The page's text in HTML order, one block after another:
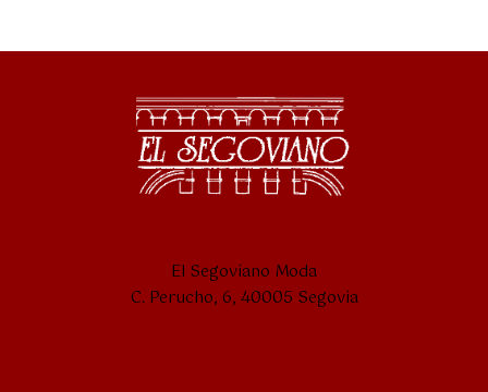
El Segoviano Moda
C. Perucho, 6, 40005 Segovia